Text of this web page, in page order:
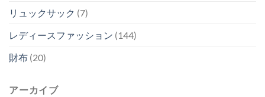
リュックサック (7)
レディースファッション (144)
財布 (20)
アーカイブ